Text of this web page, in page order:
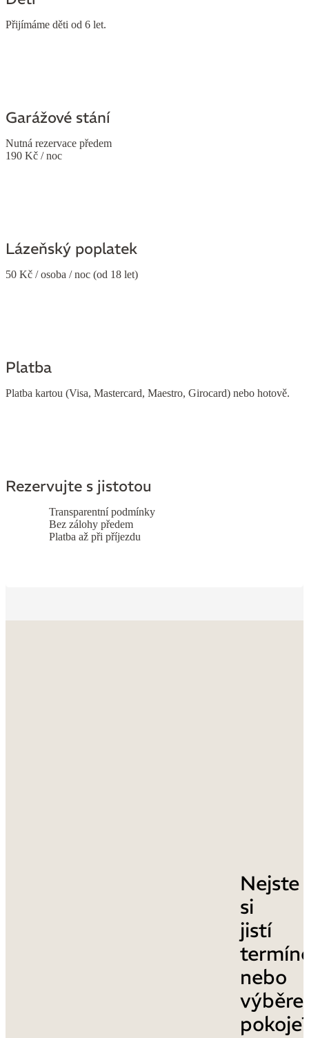
Přijímáme děti od 6 let.
Garážové stání
Nutná rezervace předem
190 Kč / noc
Lázeňský poplatek
50 Kč / osoba / noc (od 18 let)
Platba
Platba kartou (Visa, Mastercard, Maestro, Girocard) nebo hotově.
Rezervujte s jistotou
Transparentní podmínky
Bez zálohy předem
Platba až při příjezdu
Nejste
si
jistí
nebo